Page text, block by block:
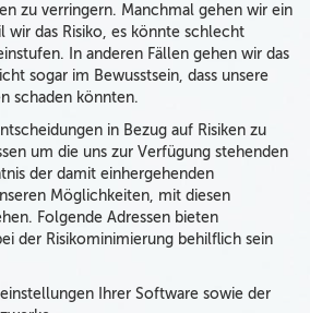
zu verringern. Manchmal gehen wir ein
wir das Risiko, es könnte schlecht
In anderen Fällen gehen wir das
sogar im Bewusstsein, dass unsere
schaden könnten.
in Bezug auf Risiken zu
um die uns zur Verfügung stehenden
der damit einhergehenden
Möglichkeiten, mit diesen
Folgende Adressen bieten
der Risikominimierung behilflich sein
Ihrer Software sowie der